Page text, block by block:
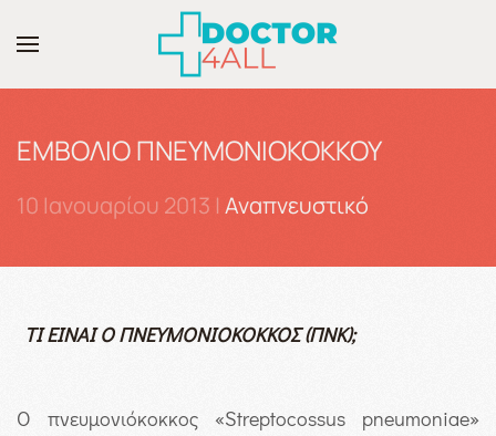
Skip to main content
ΕΜΒΟΛΙΟ ΠΝΕΥΜΟΝΙΟΚΟΚΚΟΥ
10 Ιανουαρίου 2013 | Αναπνευστικό
ΤΙ ΕΙΝΑΙ Ο ΠΝΕΥΜΟΝΙΟΚΟΚΚΟΣ (ΠΝΚ);
Ο πνευμονιόκοκκος «Streptocossus pneumoniae»